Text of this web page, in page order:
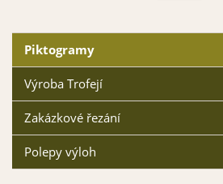
Žlutá/černá
Vybrat
Piktogramy
Výroba Trofejí
Zakázkové řezání
Polepy výloh